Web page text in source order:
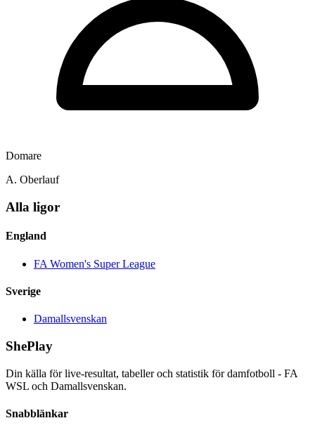
Domare
A. Oberlauf
Alla ligor
England
FA Women's Super League
Sverige
Damallsvenskan
ShePlay
Din källa för live-resultat, tabeller och statistik för damfotboll - FA
WSL och Damallsvenskan.
Snabblänkar